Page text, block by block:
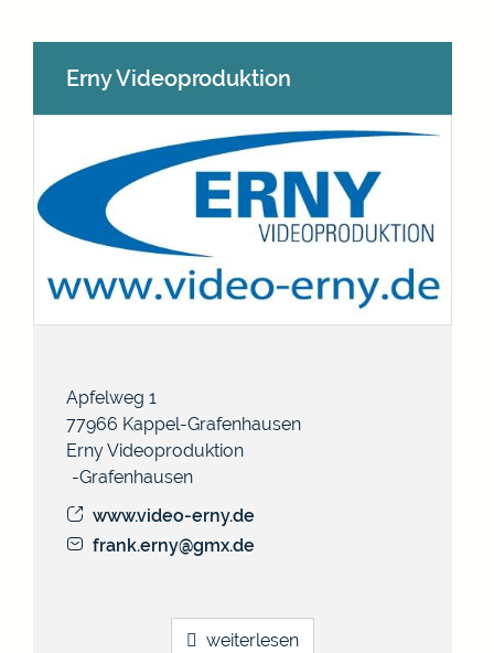
Erny Videoproduktion
Erny Videoproduktion
Grafenhausen
Apfelweg 1
77966 Kappel-Grafenhausen
www.video-erny.de
frank.erny@gmx.de
weiterlesen